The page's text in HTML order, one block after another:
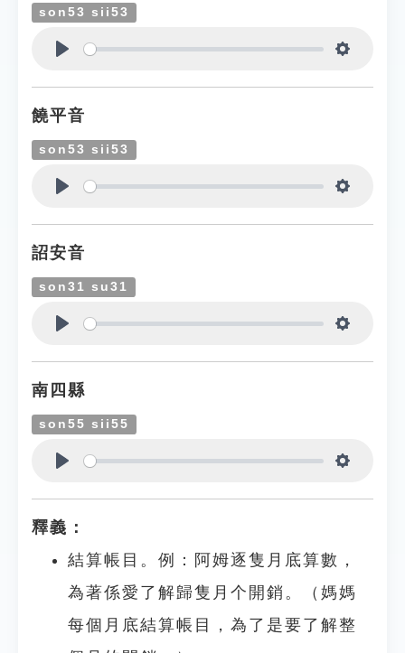
son53 sii53
饒平音
son53 sii53
詔安音
son31 su31
南四縣
son55 sii55
釋義：
結算帳目。例：阿姆逐隻月底算數，
為著係愛了解歸隻月个開銷。（媽媽
每個月底結算帳目，為了是要了解整